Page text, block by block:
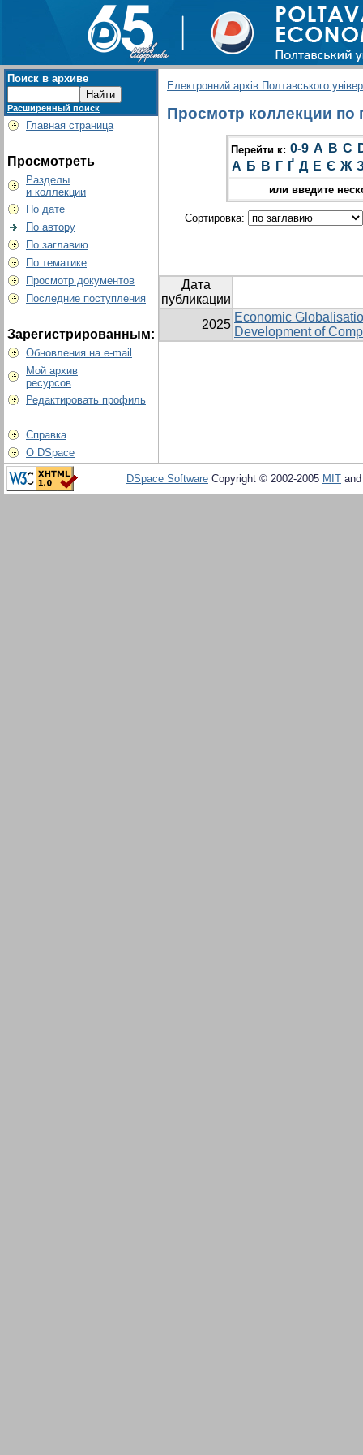
Поиск в архиве
Расширенный поиск
Главная страница
Просмотреть
Разделы
и коллекции
По дате
По автору
По заглавию
По тематике
Просмотр документов
Последние поступления
Зарегистрированным:
Обновления на e-mail
Мой архив
ресурсов
Редактировать профиль
Справка
О DSpace
Електронний архів Полтавського
Просмотр коллекции по
Перейти к: 0-9 A B C
А Б В Г Ґ Д Е Є Ж
или введите
Сортировка:
Дата
публикации
2025
Economic
Development of
DSpace Software Copyright © 2002-2005 MIT